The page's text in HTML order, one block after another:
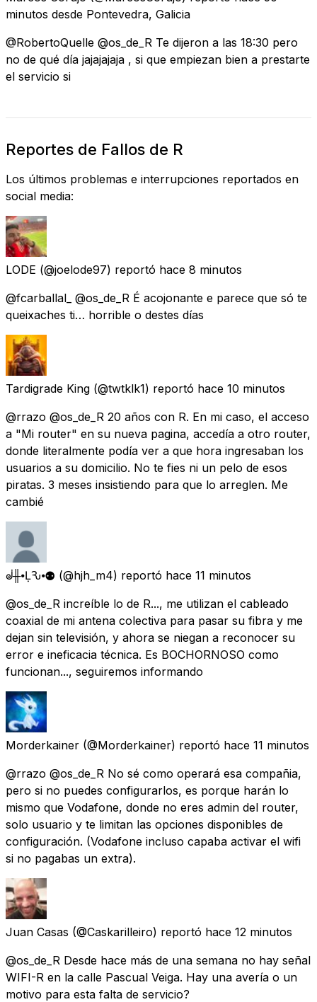
minutos desde Pontevedra, Galicia
@RobertoQuelle @os_de_R Te dijeron a las 18:30 pero
no de qué día jajajajaja , si que empiezan bien a prestarte
el servicio si
Reportes de Fallos de R
Los últimos problemas e interrupciones reportados en
social media:
LODE (@joelode97) reportó hace 8 minutos
@fcarballal_ @os_de_R É acojonante e parece que só te
queixaches ti… horrible o destes días
Tardigrade King (@twtklk1) reportó hace 10 minutos
@rrazo @os_de_R 20 años con R. En mi caso, el acceso
a "Mi router" en su nueva pagina, accedía a otro router,
donde literalmente podía ver a que hora ingresaban los
usuarios a su domicilio. No te fies ni un pelo de esos
piratas. 3 meses insistiendo para que lo arreglen. Me
cambié
ᣫ╫⦁ḶѦԄ⦁⚉ (@hjh_m4) reportó hace 11 minutos
@os_de_R increíble lo de R..., me utilizan el cableado
coaxial de mi antena colectiva para pasar su fibra y me
dejan sin televisión, y ahora se niegan a reconocer su
error e ineficacia técnica. Es BOCHORNOSO como
funcionan..., seguiremos informando
Morderkainer (@Morderkainer) reportó hace 11 minutos
@rrazo @os_de_R No sé como operará esa compañia,
pero si no puedes configurarlos, es porque harán lo
mismo que Vodafone, donde no eres admin del router,
solo usuario y te limitan las opciones disponibles de
configuración. (Vodafone incluso capaba activar el wifi
si no pagabas un extra).
Juan Casas (@Caskarilleiro) reportó hace 12 minutos
@os_de_R Desde hace más de una semana no hay señal
WIFI-R en la calle Pascual Veiga. Hay una avería o un
motivo para esta falta de servicio?